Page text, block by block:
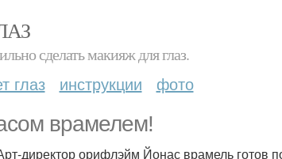
сделать макияж для глаз.
глаз инструкции фото
врамелем!
директор орифлэйм Йонас врамель готов